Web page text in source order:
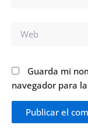
Web
Guarda mi
navegador para